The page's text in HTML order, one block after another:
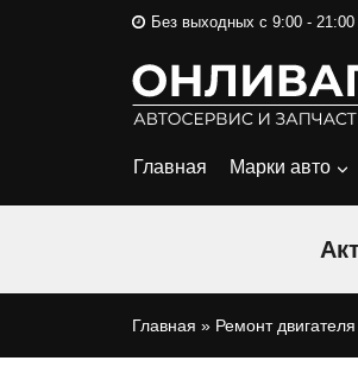
Без выходных с 9:00 - 21:00
Главная Марки авто
Главная » Ремонт двигателя